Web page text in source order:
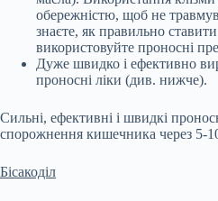
обережністю, щоб не
знаєте, як правильно
використовуйте проносні
Дуже швидко і ефективно
проносні ліки (див. нижче).
Сильні, ефективні і швидкі
спорожнення кишечника через 5-
Бісакоділ